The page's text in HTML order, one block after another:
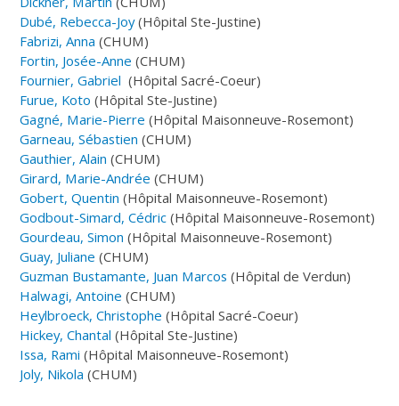
Dubé, Rebecca-Joy(Hôpital Ste-Justine)
Fabrizi, Anna (CHUM)
Fortin, Josée-Anne (CHUM)
Fournier, Gabriel (Hôpital Sacré-Coeur)
Furue, Koto (Hôpital Ste-Justine)
Gagné, Marie-Pierre (Hôpital Maisonneuve-Rosemont)
Garneau, Sébastien (CHUM)
Gauthier, Alain (CHUM)
Girard, Marie-Andrée (CHUM)
Gobert, Quentin (Hôpital Maisonneuve-Rosemont)
Godbout-Simard, Cédric (Hôpital Maisonneuve-Rosemont)
Gourdeau, Simon (Hôpital Maisonneuve-Rosemont)
Guay, Juliane (CHUM)
Guzman Bustamante, Juan Marcos (Hôpital de Verdun)
Halwagi, Antoine (CHUM)
Heylbroeck, Christophe (Hôpital Sacré-Coeur)
Hickey, Chantal(Hôpital Ste-Justine)
Issa, Rami (Hôpital Maisonneuve-Rosemont)
Joly, Nikola (CHUM)